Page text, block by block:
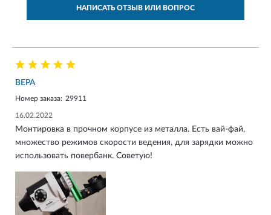
НАПИСАТЬ ОТЗЫВ ИЛИ ВОПРОС
ВЕРА
Номер заказа: 29911
16.02.2022
Монтировка в прочном корпусе из металла. Есть вай-фай,
множество режимов скорости ведения, для зарядки можно
использовать повербанк. Советую!